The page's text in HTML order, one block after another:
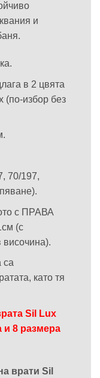
и
в 2 цвята
избор без
70/197,
с ПРАВА
(с
височина).
са
като тя
Sil Lux
и 8 размера
врати Sil